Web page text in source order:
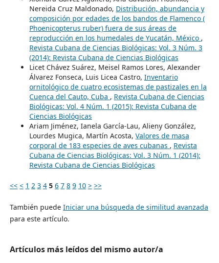
Nereida Cruz Maldonado, Distribución, abundancia y
composición por edades de los bandos de Flamenco (
Phoenicopterus ruber) fuera de sus áreas de
reproducción en los humedales de Yucatán, México ,
Revista Cubana de Ciencias Biológicas: Vol. 3 Núm. 3
(2014): Revista Cubana de Ciencias Biológicas
Licet Chávez Suárez, Meisel Ramos Lores, Alexander
Álvarez Fonseca, Luis Licea Castro, Inventario
ornitológico de cuatro ecosistemas de pastizales en la
Cuenca del Cauto, Cuba , Revista Cubana de Ciencias
Biológicas: Vol. 4 Núm. 1 (2015): Revista Cubana de
Ciencias Biológicas
Ariam Jiménez, Ianela García-Lau, Alieny González,
Lourdes Mugica, Martín Acosta, Valores de masa
corporal de 183 especies de aves cubanas , Revista
Cubana de Ciencias Biológicas: Vol. 3 Núm. 1 (2014):
Revista Cubana de Ciencias Biológicas
<< < 1 2 3 4 5 6 7 8 9 10 > >>
También puede Iniciar una búsqueda de similitud avanzada
para este artículo.
Artículos más leídos del mismo autor/a